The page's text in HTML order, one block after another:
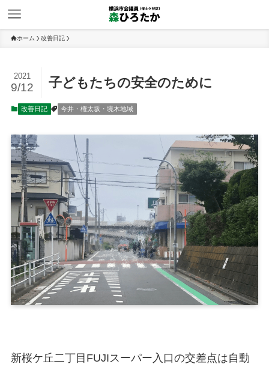
ホーム 改善日記
子どもたちの安全のために
2021
9/12
改善日記 今井・権太坂・境木地域
新桜ケ丘二丁目FUJIスーパー入口の交差点は自動